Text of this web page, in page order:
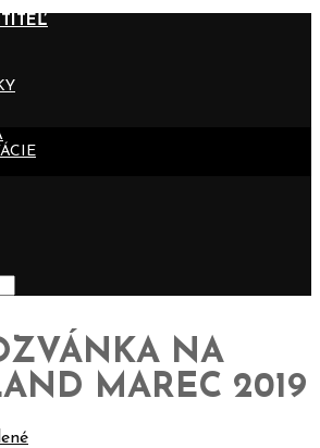
NA
MAREC 2019